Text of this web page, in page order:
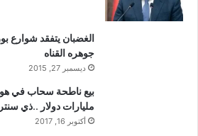
الغضبان يتفقد شوارع
جوهره القناه
ديسمبر 27, 2015
مليارات دولار ..ذي سنتر
أكتوبر 16, 2017